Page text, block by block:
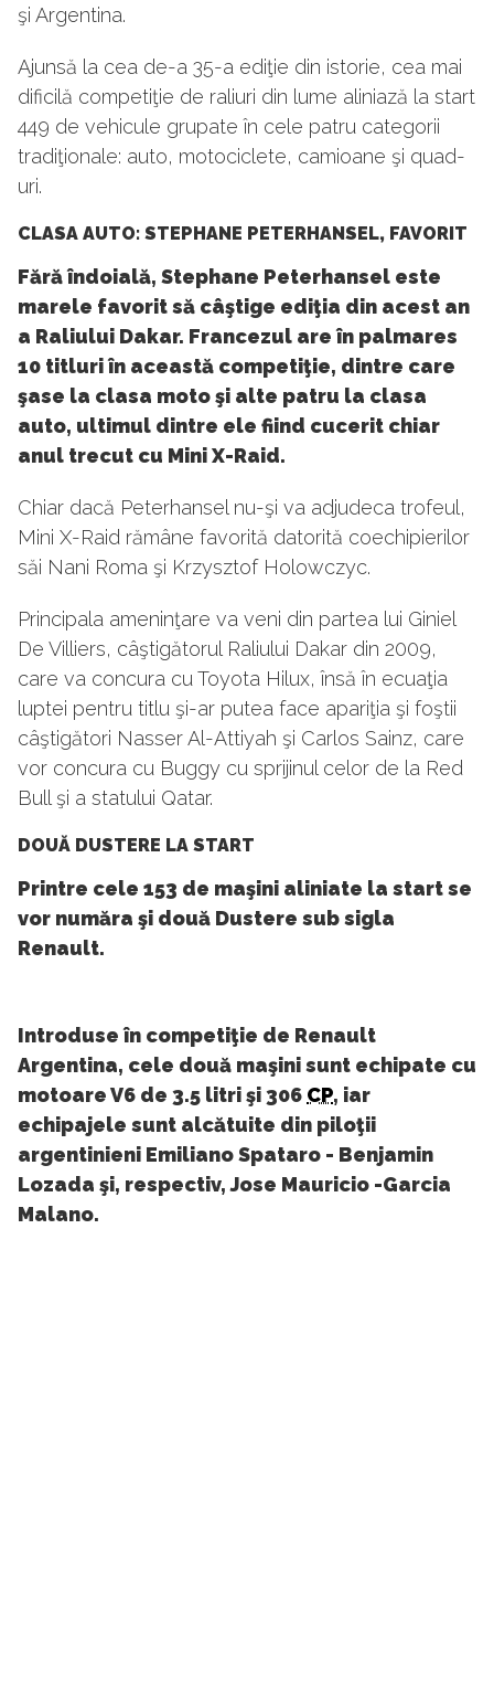
şi Argentina.
Ajunsă la cea de-a 35-a ediţie din istorie, cea mai
dificilă competiţie de raliuri din lume aliniază la start
449 de vehicule grupate în cele patru categorii
tradiţionale: auto, motociclete, camioane şi quad-
uri.
CLASA AUTO: STEPHANE PETERHANSEL, FAVORIT
Fără îndoială, Stephane Peterhansel este
marele favorit să câştige ediţia din acest an
a Raliului Dakar. Francezul are în palmares
10 titluri în această competiţie, dintre care
şase la clasa moto şi alte patru la clasa
auto, ultimul dintre ele fiind cucerit chiar
anul trecut cu Mini X-Raid.
Chiar dacă Peterhansel nu-şi va adjudeca trofeul,
Mini X-Raid rămâne favorită datorită coechipierilor
săi Nani Roma şi Krzysztof Holowczyc.
Principala ameninţare va veni din partea lui Giniel
De Villiers, câştigătorul Raliului Dakar din 2009,
care va concura cu Toyota Hilux, însă în ecuaţia
luptei pentru titlu şi-ar putea face apariţia şi foştii
câştigători Nasser Al-Attiyah şi Carlos Sainz, care
vor concura cu Buggy cu sprijinul celor de la Red
Bull şi a statului Qatar.
DOUĂ DUSTERE LA START
Printre cele 153 de maşini aliniate la start se
vor număra şi două Dustere sub sigla
Renault.
Introduse în competiţie de Renault
Argentina, cele două maşini sunt echipate cu
motoare V6 de 3.5 litri şi 306 CP, iar
echipajele sunt alcătuite din piloţii
argentinieni Emiliano Spataro - Benjamin
Lozada şi, respectiv, Jose Mauricio -Garcia
Malano.